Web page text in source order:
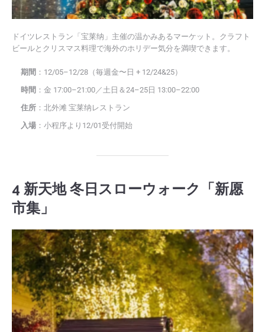
ドイツレストラン「宝莱纳」主催の温かみあるマーケット。クラフト
ビールとクリスマス料理で海外のホリデー気分を満喫できます。
期間 ：12/05–12/28（毎週金〜日 + 12/24&25）
時間 ：金 17:00–21:00／土日＆24–25日 13:00–22:00
住所 ：北外滩 宝莱纳レストラン
入場 ：小程序より12/01受付開始
4 新天地 冬日スローウォーク「新愿
市集」